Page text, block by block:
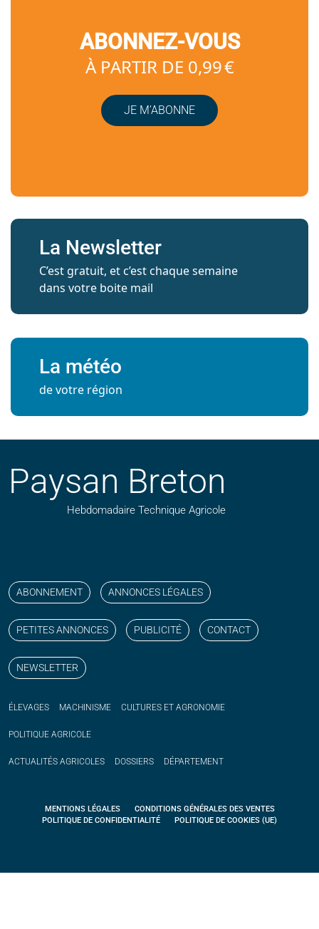
ABONNEZ-VOUS
À PARTIR DE 0,99 €
JE M’ABONNE
La Newsletter
C’est gratuit, et c’est chaque semaine
dans votre boite mail
La météo
de votre région
Paysan Breton
Hebdomadaire Technique Agricole
ABONNEMENT ANNONCES LÉGALES
PETITES ANNONCES PUBLICITÉ CONTACT
NEWSLETTER
ÉLEVAGES MACHINISME CULTURES ET AGRONOMIE
POLITIQUE AGRICOLE
ACTUALITÉS AGRICOLES DOSSIERS DÉPARTEMENT
MENTIONS LÉGALES
CONDITIONS GÉNÉRALES DES VENTES
POLITIQUE DE CONFIDENTIALITÉ
POLITIQUE DE COOKIES (UE)